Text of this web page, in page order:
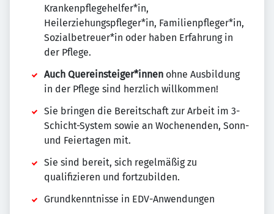
Krankenpflegehelfer*in,
Heilerziehungspfleger*in, Familienpfleger*in,
Sozialbetreuer*in oder haben Erfahrung in
der Pflege.
Auch Quereinsteiger*innen ohne Ausbildung
in der Pflege sind herzlich willkommen!
Sie bringen die Bereitschaft zur Arbeit im 3-
Schicht-System sowie an Wochenenden, Sonn-
und Feiertagen mit.
Sie sind bereit, sich regelmäßig zu
qualifizieren und fortzubilden.
Grundkenntnisse in EDV-Anwendungen